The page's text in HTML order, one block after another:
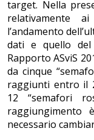
target. Nella
relativamente
l’andamento
dati e quello del
Rapporto ASviS
da cinque
raggiunti entro il
12 “semafori
necessario